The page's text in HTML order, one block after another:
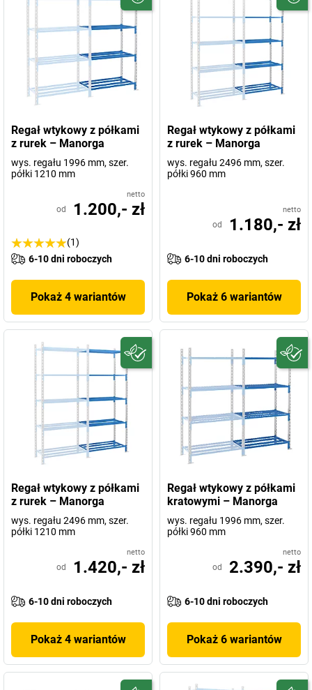
Regał wtykowy z półkami
z rurek – Manorga
wys. regału 1996 mm, szer.
półki 1210 mm
netto
od 1.200,- zł
(1)
6-10 dni roboczych
Pokaż 4 wariantów
Regał wtykowy z półkami
z rurek – Manorga
wys. regału 2496 mm, szer.
półki 960 mm
netto
od 1.180,- zł
6-10 dni roboczych
Pokaż 6 wariantów
Regał wtykowy z półkami
z rurek – Manorga
wys. regału 2496 mm, szer.
półki 1210 mm
netto
od 1.420,- zł
6-10 dni roboczych
Pokaż 4 wariantów
Regał wtykowy z półkami
kratowymi – Manorga
wys. regału 1996 mm, szer.
półki 960 mm
netto
od 2.390,- zł
6-10 dni roboczych
Pokaż 6 wariantów